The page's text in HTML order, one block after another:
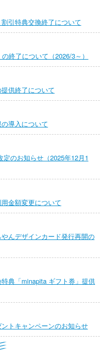
引特典交換終了について
終了について（2026/3～）
供終了について
導入について
定のお知らせ（2025年12月1
金額変更について
んデザインカード発行再開の
典「minapita ギフト券」提供
トキャンペーンのお知らせ